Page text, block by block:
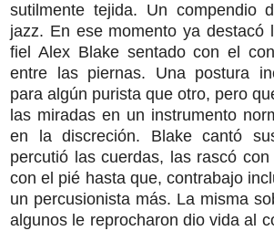
sutilmente tejida. Un compendio
jazz. En ese momento ya destacó
fiel Alex Blake sentado con el
entre las piernas. Una postura
para algún purista que otro, pero
las miradas en un instrumento
en la discreción. Blake cantó
percutió las cuerdas, las rascó
con el pié hasta que, contrabajo
un percusionista más. La misma
algunos le reprocharon dio vida al